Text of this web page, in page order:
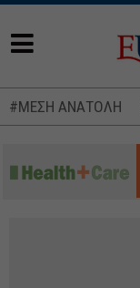
#ΜΕΣΗ ΑΝΑΤΟΛΗ